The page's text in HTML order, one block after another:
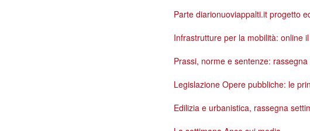
Parte diarionuoviappalti.it progetto
Infrastrutture per la mobilità: online
Prassi, norme e sentenze:
Legislazione Opere pubbliche: le
Edilizia e urbanistica, rassegna